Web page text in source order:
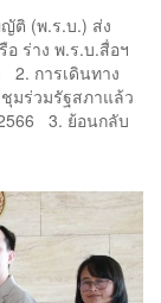
ติ (พ.ร.บ.) ส่ง
ร่าง พ.ร.บ.สื่อฯ
2. การเดินทาง
มร่วมรัฐสภาแล้ว
3. ย้อนกลับ